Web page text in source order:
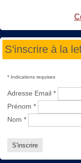
S'inscrire à la
* Indications requises
Adresse Email *
Prénom *
Nom *